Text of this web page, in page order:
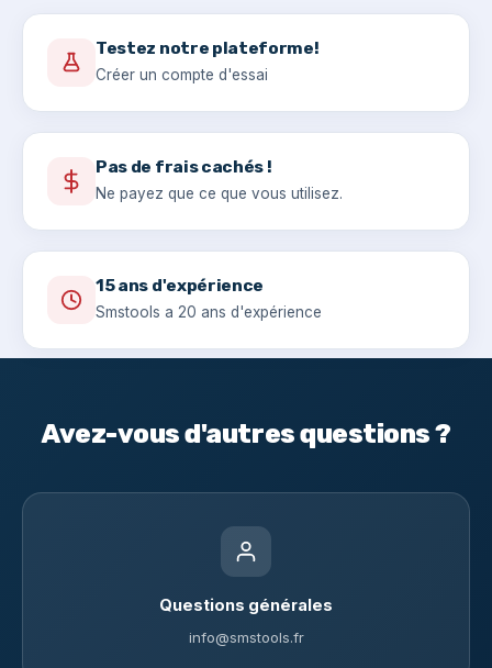
Testez notre plateforme!
Créer un compte d'essai
Pas de frais cachés !
Ne payez que ce que vous utilisez.
15 ans d'expérience
Smstools a 20 ans d'expérience
Avez-vous d'autres questions ?
Questions générales
info@smstools.fr